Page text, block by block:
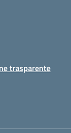
trasparente